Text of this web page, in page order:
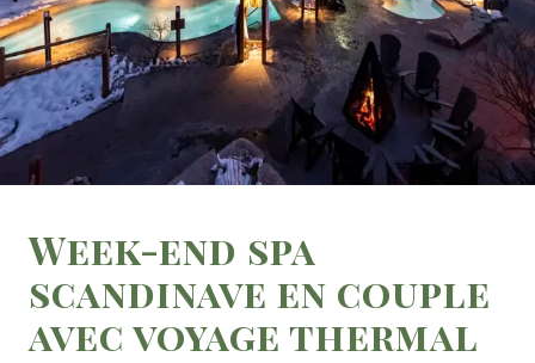
Week-end spa
scandinave en couple
avec voyage thermal